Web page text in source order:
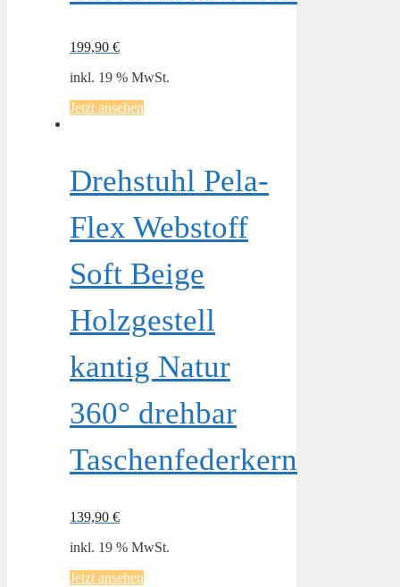
199,90 €
inkl. 19 % MwSt.
Jetzt ansehen
Drehstuhl Pela-
Flex Webstoff
Soft Beige
Holzgestell
kantig Natur
360° drehbar
Taschenfederkern
139,90 €
inkl. 19 % MwSt.
Jetzt ansehen